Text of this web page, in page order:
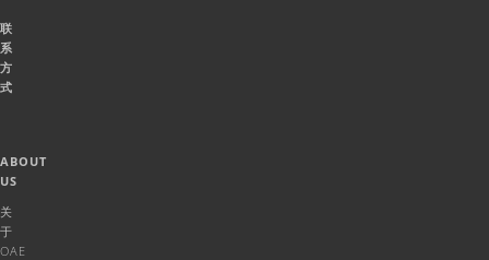
联
系
方
式
ABOUT
US
关
于
OAE